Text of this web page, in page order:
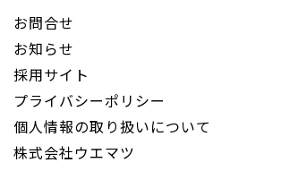
お問合せ
お知らせ
採用サイト
プライバシーポリシー
個人情報の取り扱いについて
株式会社ウエマツ